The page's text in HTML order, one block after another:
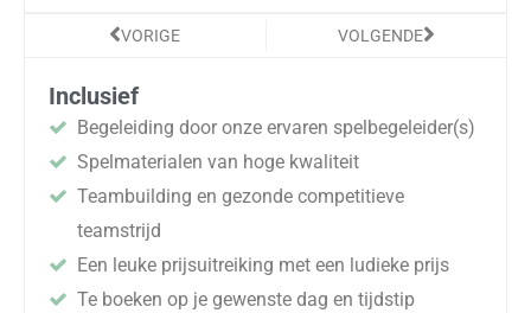
Vorige
VORIGE VOLGENDEVolgende
Inclusief
Begeleiding door onze ervaren spelbegeleider(s)
Spelmaterialen van hoge kwaliteit
Teambuilding en gezonde competitieve
teamstrijd
Een leuke prijsuitreiking met een ludieke prijs
Te boeken op je gewenste dag en tijdstip